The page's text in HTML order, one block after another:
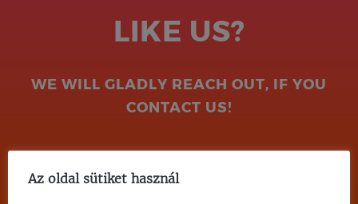
LIKE US?
WE WILL GLADLY REACH OUT, IF YOU
CONTACT US!
CONTACT US!
Az oldal sütiket használ